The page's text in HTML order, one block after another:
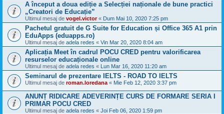
A început a doua ediție a Selecției naționale de bune practici
„Creatori de Educație”
Ultimul mesaj de vogel.victor« Dum Mai 10, 2020 7:25 pm
Pachetul gratuit de G Suite for Education și Office 365 A1 prin
EduApps (eduapps.ro)
Ultimul mesaj de adela redes « Vin Mar 20, 2020 8:04 am
Aplicația Meet în cadrul POCU CRED pentru valorificarea
resurselor educaționale online
Ultimul mesaj de adela redes « Lun Mar 16, 2020 11:20 am
Seminarul de prezentare IELTS - ROAD TO IELTS
Ultimul mesaj de roman.loredana « Mie Feb 12, 2020 3:37 pm
ANUNȚ RIDICARE ADEVERINȚE CURS DE FORMARE SERIA I
PRIMAR POCU CRED
Ultimul mesaj de adela redes « Joi Feb 06, 2020 1:59 pm